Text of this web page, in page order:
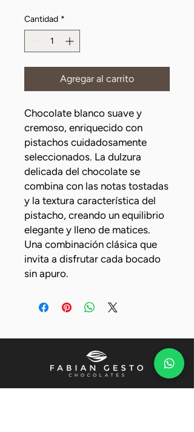
Cantidad *
Agregar al carrito
Chocolate blanco suave y
cremoso, enriquecido con
pistachos cuidadosamente
seleccionados. La dulzura
delicada del chocolate se
combina con las notas tostadas
y la textura característica del
pistacho, creando un equilibrio
elegante y lleno de matices.
Una combinación clásica que
invita a disfrutar cada bocado
sin apuro.